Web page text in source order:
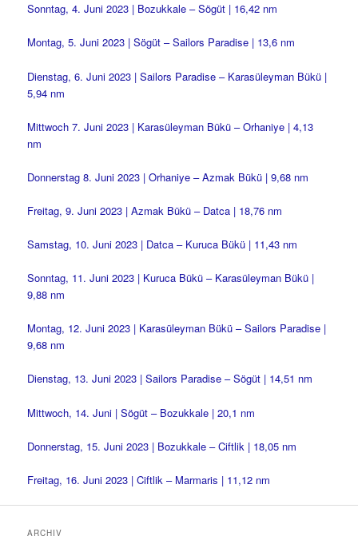
Sonntag, 4. Juni 2023 | Bozukkale – Sögüt | 16,42 nm
Montag, 5. Juni 2023 | Sögüt – Sailors Paradise | 13,6 nm
Dienstag, 6. Juni 2023 | Sailors Paradise – Karasüleyman Bükü |
5,94 nm
Mittwoch 7. Juni 2023 | Karasüleyman Bükü – Orhaniye | 4,13
nm
Donnerstag 8. Juni 2023 | Orhaniye – Azmak Bükü | 9,68 nm
Freitag, 9. Juni 2023 | Azmak Bükü – Datca | 18,76 nm
Samstag, 10. Juni 2023 | Datca – Kuruca Bükü | 11,43 nm
Sonntag, 11. Juni 2023 | Kuruca Bükü – Karasüleyman Bükü |
9,88 nm
Montag, 12. Juni 2023 | Karasüleyman Bükü – Sailors Paradise |
9,68 nm
Dienstag, 13. Juni 2023 | Sailors Paradise – Sögüt | 14,51 nm
Mittwoch, 14. Juni | Sögüt – Bozukkale | 20,1 nm
Donnerstag, 15. Juni 2023 | Bozukkale – Ciftlik | 18,05 nm
Freitag, 16. Juni 2023 | Ciftlik – Marmaris | 11,12 nm
ARCHIV